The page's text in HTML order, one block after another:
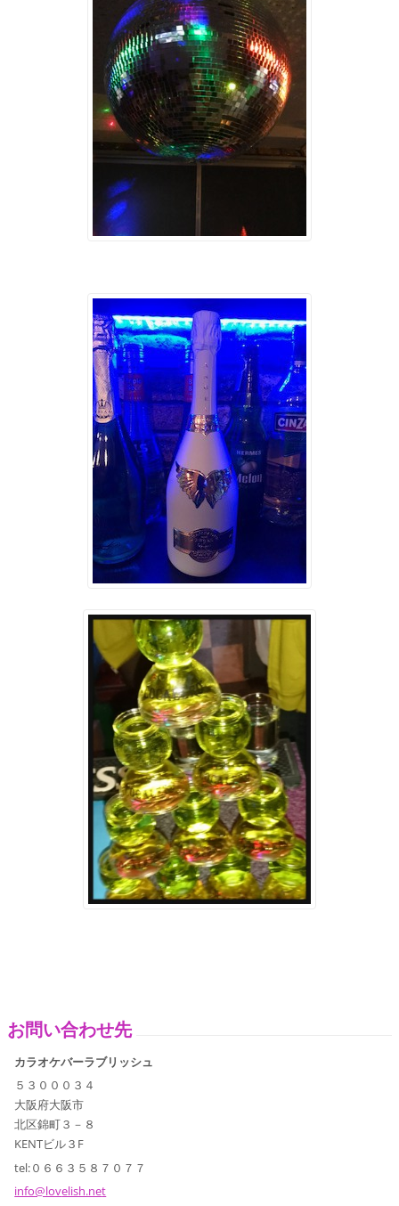
お問い合わせ先
カラオケバーラブリッシュ
５３０００３４
大阪府大阪市
北区錦町３－８
KENTビル３F
tel:０６６３５８７０７７
info@lovelish.net